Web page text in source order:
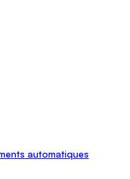
automatiques